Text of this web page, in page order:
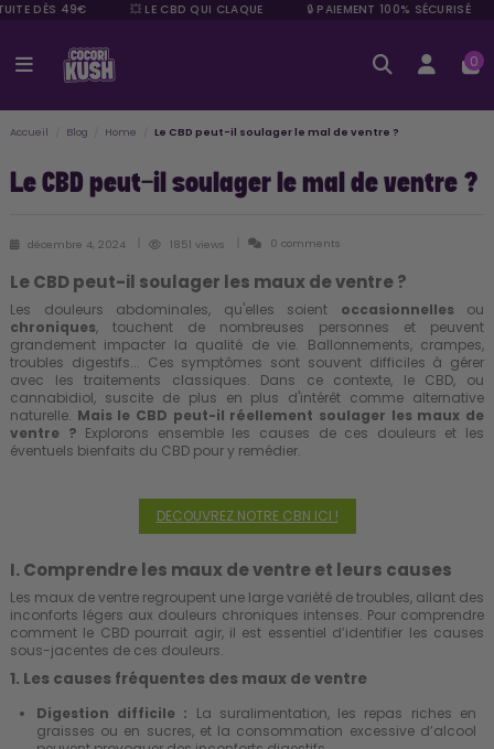
DÈS 49€ 💥 LE CBD QUI CLAQUE 🔒 PAIEMENT 100% SÉCURISÉ
0
Accueil Blog Home Le CBD peut-il soulager le mal de ventre ?
Le CBD peut-il soulager le mal de ventre ?
décembre 4, 2024 1851 views 0 comments
Le CBD peut-il soulager les maux de ventre ?
Les douleurs abdominales, qu'elles soient occasionnelles ou
chroniques, touchent de nombreuses personnes et peuvent
grandement impacter la qualité de vie. Ballonnements, crampes,
troubles digestifs... Ces symptômes sont souvent difficiles à gérer
avec les traitements classiques. Dans ce contexte, le CBD, ou
cannabidiol, suscite de plus en plus d'intérêt comme alternative
naturelle. Mais le CBD peut-il réellement soulager les maux de
ventre ? Explorons ensemble les causes de ces douleurs et les
éventuels bienfaits du CBD pour y remédier.
DECOUVREZ NOTRE CBN ICI !
I. Comprendre les maux de ventre et leurs causes
Les maux de ventre regroupent une large variété de troubles, allant des
inconforts légers aux douleurs chroniques intenses. Pour comprendre
comment le CBD pourrait agir, il est essentiel d’identifier les causes
sous-jacentes de ces douleurs.
1. Les causes fréquentes des maux de ventre
Digestion difficile : La suralimentation, les repas riches en
graisses ou en sucres, et la consommation excessive d’alcool